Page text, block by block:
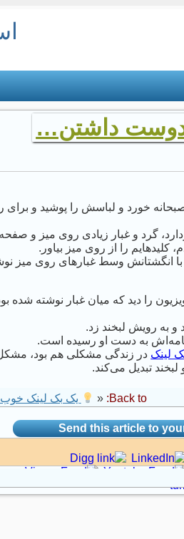
داشتن…
خورد و لباسش را پوشید و برای
گرد و غبار زیادی روی میز و صفحه
را از روی میز بیاور.
با انگشتانش وسط غبار‌های روی میز
را دید که میان غبار نوشته شده
و به رویش لبخند زد.
به دست او رسیده است.
لینک در زندگی مشکلی هم بود، مشکل
تبدیل می‌کند.
Back to:
« یک بک لینک خوب
Send this article to